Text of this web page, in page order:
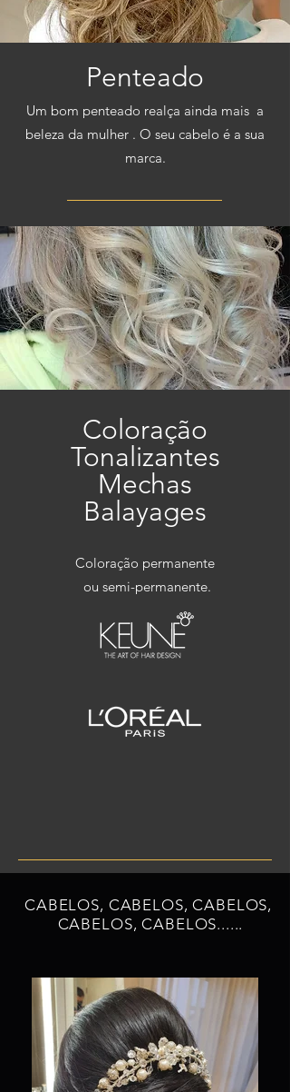
Penteado
Um bom penteado realça ainda mais a
beleza da mulher . O seu cabelo é a sua
marca.
Coloração
Tonalizantes
Mechas
Balayages
Coloração permanente
ou semi-permanente.
CABELOS, CABELOS,CABELOS,
CABELOS,CABELOS......